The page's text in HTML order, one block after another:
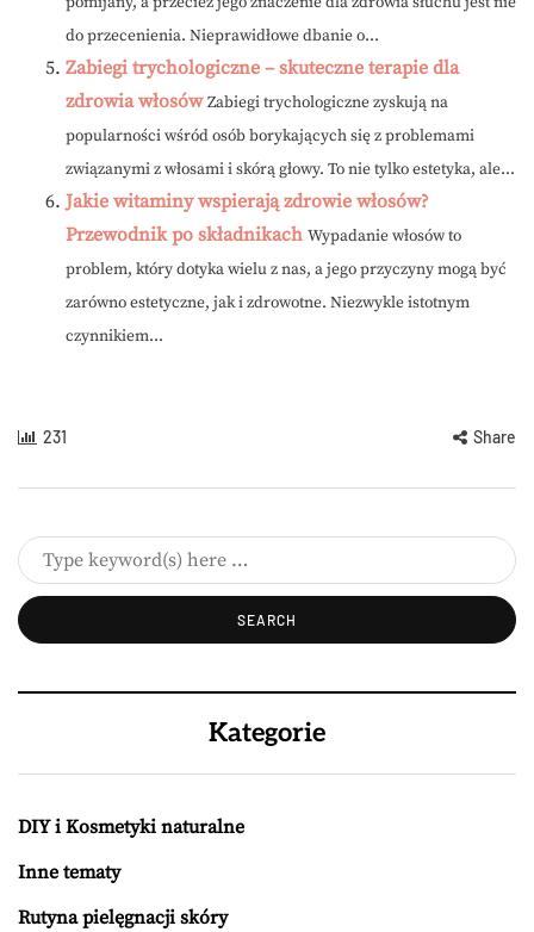
do przecenienia. Nieprawidłowe dbanie o...
Zabiegi trychologiczne – skuteczne terapie dla
zdrowia włosów Zabiegi trychologiczne zyskują na
popularności wśród osób borykających się z problemami
związanymi z włosami i skórą głowy. To nie tylko estetyka, ale...
Jakie witaminy wspierają zdrowie włosów?
Przewodnik po składnikach Wypadanie włosów to
problem, który dotyka wielu z nas, a jego przyczyny mogą być
zarówno estetyczne, jak i zdrowotne. Niezwykle istotnym
czynnikiem...
231 Share
Kategorie
DIY i Kosmetyki naturalne
Inne tematy
Rutyna pielęgnacji skóry